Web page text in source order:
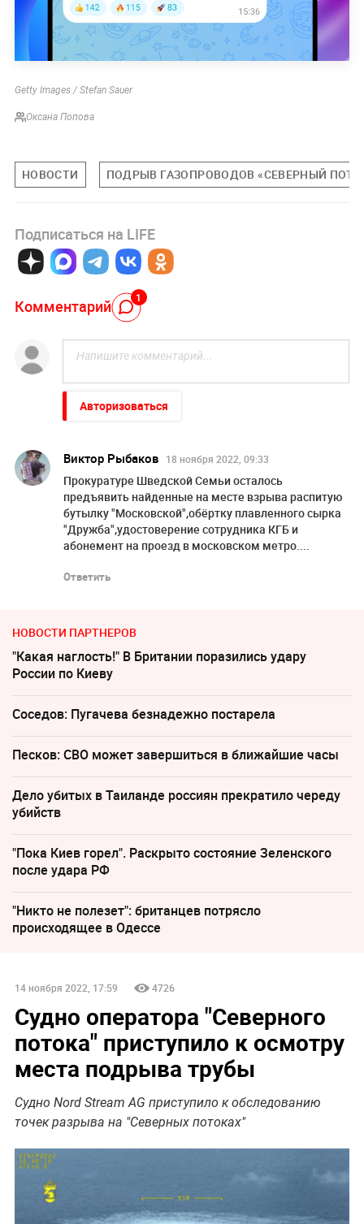
Getty Images / Stefan Sauer
Оксана Попова
НОВОСТИ ПОДРЫВ ГАЗОПРОВОДОВ «СЕВЕРНЫЙ
Подписаться на LIFE
Комментарий 1
Авторизоваться
Виктор Рыбаков 18 ноября 2022, 09:33
Прокуратуре Шведской Семьи осталось
предъявить найденные на месте взрыва распитую
бутылку "Московской",обёртку плавленного сырка
"Дружба",удостоверение сотрудника КГБ и
абонемент на проезд в московском метро....
Ответить
НОВОСТИ ПАРТНЕРОВ
"Какая наглость!" В Британии поразились удару
России по Киеву
Соседов: Пугачева безнадежно постарела
Песков: СВО может завершиться в ближайшие часы
Дело убитых в Таиланде россиян прекратило череду
убийств
"Пока Киев горел". Раскрыто состояние Зеленского
после удара РФ
"Никто не полезет": британцев потрясло
происходящее в Одессе
14 ноября 2022, 17:59 4726
Судно оператора "Северного
потока" приступило к осмотру
места подрыва трубы
Судно Nord Stream AG приступило к обследованию
точек разрыва на "Северных потоках"